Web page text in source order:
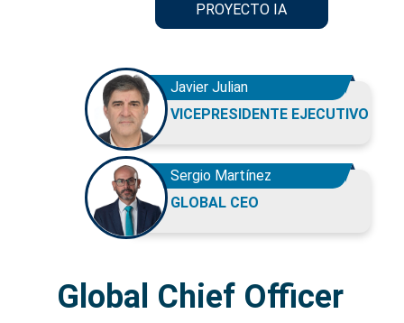
PROYECTO IA
Javier Julian
VICEPRESIDENTE EJECUTIVO
Sergio Martínez
GLOBAL CEO
Global Chief Officer